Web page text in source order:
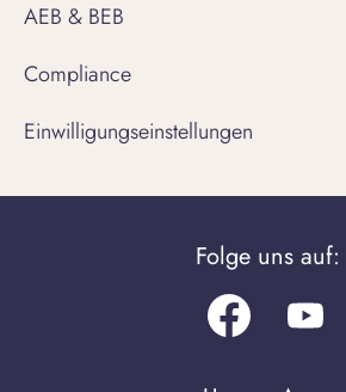
AEB & BEB
Compliance
Einwilligungseinstellungen
Folge uns auf:
Facebook